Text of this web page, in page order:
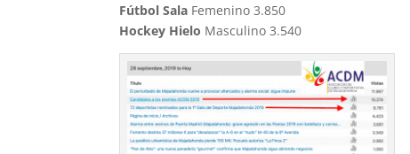
Fútbol Sala Femenino 3.850
Hockey Hielo Masculino 3.540